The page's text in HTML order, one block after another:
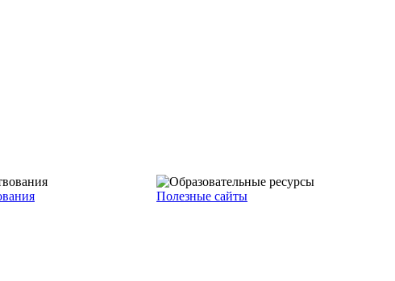
Полезные сайты